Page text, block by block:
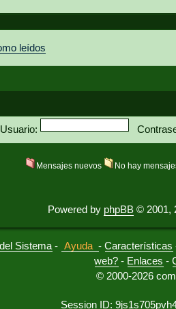
leídos
Mensajes nuevos No hay
Powered by phpBB © 2001,
Sistema - Ayuda -Características
web? - Enlaces -
© 2000-2026
Session ID: